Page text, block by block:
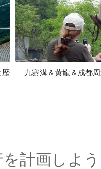
歴
九寨溝＆黄龍＆成都
計画しよう